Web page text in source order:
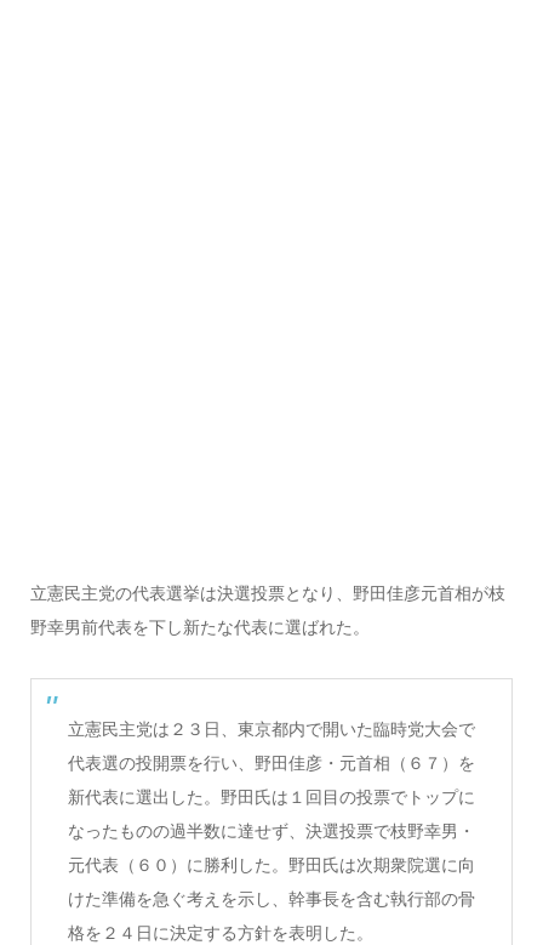
立憲民主党の代表選挙は決選投票となり、野田佳彦元首相が枝
野幸男前代表を下し新たな代表に選ばれた。
立憲民主党は２３日、東京都内で開いた臨時党大会で
代表選の投開票を行い、野田佳彦・元首相（６７）を
新代表に選出した。野田氏は１回目の投票でトップに
なったものの過半数に達せず、決選投票で枝野幸男・
元代表（６０）に勝利した。野田氏は次期衆院選に向
けた準備を急ぐ考えを示し、幹事長を含む執行部の骨
格を２４日に決定する方針を表明した。